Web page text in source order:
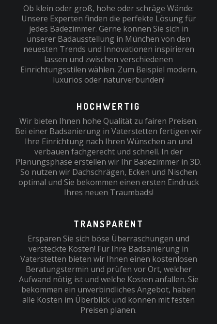
Ob klein oder groß, hohe oder schräge Wände:
Unsere Experten finden die perfekte Lösung für
jedes Badezimmer. Gerne können Sie sich in
unserer Badausstellung in München von den
neuesten Trends und Innovationen inspirieren
lassen und zwischen verschiedenen
Einrichtungsstilen wählen. Zum Beispiel modern,
luxuriös oder naturverbunden!
HOCHWERTIG
Wir bieten Ihnen hohe Qualität zu fairen Preisen.
Bei einer Badsanierung in Vaterstetten fertigen wir
Ihre Einrichtung nach Ihren Wünschen an und
verbauen fachgerecht und schnell. In der
Planungsphase erstellen wir Ihr Badezimmer in 3D.
So nutzen wir Dachschrägen, Ecken und Nischen
optimal und Sie bekommen einen ersten Eindruck
Ihres neuen Traumbads!
TRANSPARENT
Ersparen Sie sich böse Überraschungen und
versteckte Kosten! Für Ihre Badsanierung in
Vaterstetten bieten wir Ihnen einen kostenlosen
Beratungstermin und prüfen vor Ort, welcher
Aufwand nötig ist und welche Kosten anfallen. Sie
bekommen ein unverbindliches Angebot, haben
alle Kosten im Überblick und können mit festen
Preisen planen.